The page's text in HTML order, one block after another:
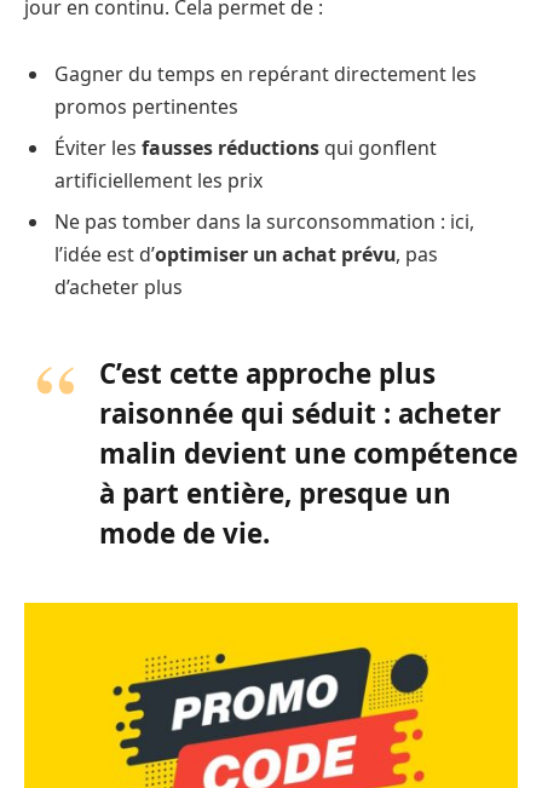
jour en continu. Cela permet de :
Gagner du temps en repérant directement les
promos pertinentes
Éviter les fausses réductions qui gonflent
artificiellement les prix
Ne pas tomber dans la surconsommation : ici,
l’idée est d’optimiser un achat prévu, pas
d’acheter plus
C’est cette approche plus
raisonnée qui séduit : acheter
malin devient une compétence
à part entière, presque un
mode de vie.